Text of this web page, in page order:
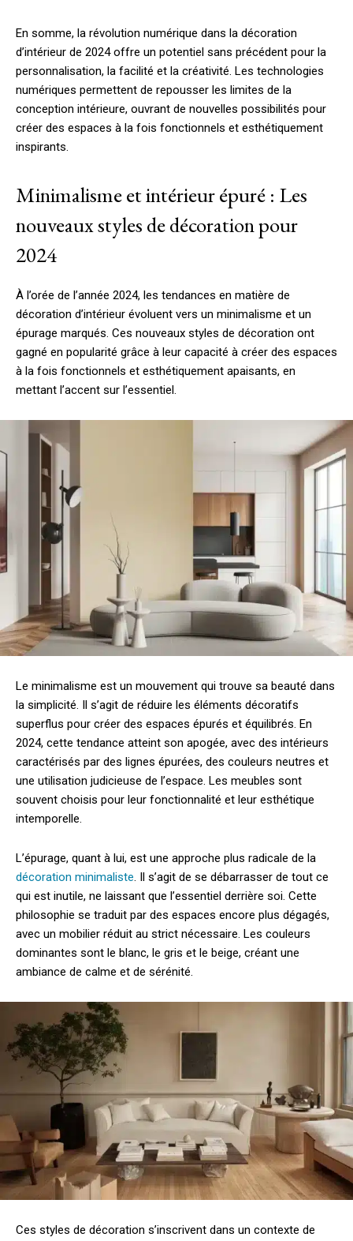
En somme, la révolution numérique dans la décoration
d’intérieur de 2024 offre un potentiel sans précédent pour la
personnalisation, la facilité et la créativité. Les technologies
numériques permettent de repousser les limites de la
conception intérieure, ouvrant de nouvelles possibilités pour
créer des espaces à la fois fonctionnels et esthétiquement
inspirants.
Minimalisme et intérieur épuré : Les
nouveaux styles de décoration pour
2024
À l’orée de l’année 2024, les tendances en matière de
décoration d’intérieur évoluent vers un minimalisme et un
épurage marqués. Ces nouveaux styles de décoration ont
gagné en popularité grâce à leur capacité à créer des espaces
à la fois fonctionnels et esthétiquement apaisants, en
mettant l’accent sur l’essentiel.
Le minimalisme est un mouvement qui trouve sa beauté dans
la simplicité. Il s’agit de réduire les éléments décoratifs
superflus pour créer des espaces épurés et équilibrés. En
2024, cette tendance atteint son apogée, avec des intérieurs
caractérisés par des lignes épurées, des couleurs neutres et
une utilisation judicieuse de l’espace. Les meubles sont
souvent choisis pour leur fonctionnalité et leur esthétique
intemporelle.
L’épurage, quant à lui, est une approche plus radicale de la
décoration minimaliste. Il s’agit de se débarrasser de tout ce
qui est inutile, ne laissant que l’essentiel derrière soi. Cette
philosophie se traduit par des espaces encore plus dégagés,
avec un mobilier réduit au strict nécessaire. Les couleurs
dominantes sont le blanc, le gris et le beige, créant une
ambiance de calme et de sérénité.
Ces styles de décoration s’inscrivent dans un contexte de